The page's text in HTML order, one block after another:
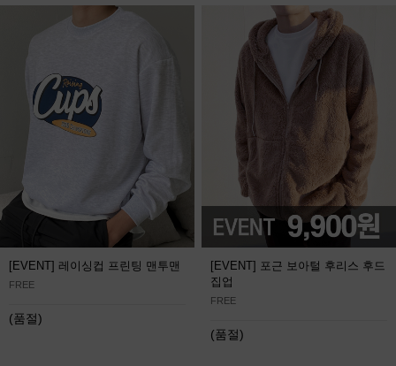
[EVENT] 레이싱컵 프린팅 맨투맨
FREE
(품절)
[EVENT] 포근 보아털 후리스 후드
집업
FREE
(품절)